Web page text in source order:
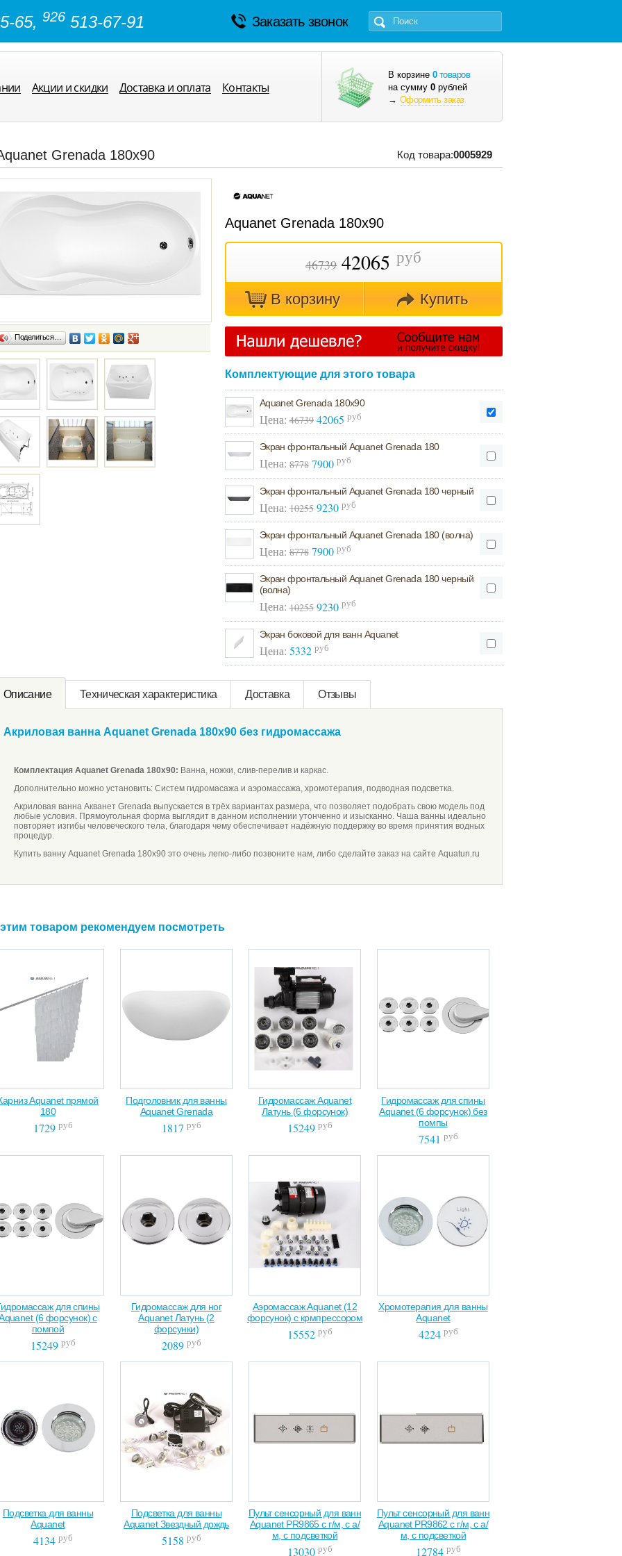
65, 926 513-67-91 Заказать звонок
В корзине 0товаров
на сумму 0 рублей
→ Оформить заказ
Акции и скидки Доставка и оплата Контакты
Grenada 180х90 Код товара:0005929
Поделиться…
Aquanet Grenada 180х90
46739 42065 руб
В кoрзину Купить
Комплектующие для этого товара
Aquanet Grenada 180х90
Цена:4673942065 руб
Экран фронтальный Aquanet Grenada 180
Цена:87787900 руб
Экран фронтальный Aquanet Grenada 180 черный
Цена:102559230 руб
Экран фронтальный Aquanet Grenada 180 (волна)
Цена:87787900 руб
Экран фронтальный Aquanet Grenada 180 черный
(волна)
Цена:102559230 руб
Экран боковой для ванн Aquanet
Цена: 5332 руб
Oписание Техническая характeристика Доставка Отзывы
Акриловая ванна Aquanet Grenada 180х90 без гидромассажа
Комплектация Aquanet Grenada 180х90: Ванна, ножки, cлив-перелив и каркас.
Дополнительно можно установить: Систем гидромасажа и аэромассажа, хромотерапия, подводная подсветка.
Акриловая ванна Акванет Grenada выпускается в трёх вариантах размера, что позволяет подобрать свою модель под
любые условия. Прямоугольная форма выглядит в данном исполнении утонченно и изысканно. Чаша ванны идеально
повторяет изгибы человеческого тела, благодаря чему обеспечивает надёжную поддержку во время принятия водных
процедур.
Купить ванну Aquanet Grenada 180х90 это очень легко-либо позвоните нам, либо сделайте заказ на сайте Aquatun.ru
товаром рекомендуем посмотреть
Aquanet прямой
180
1729 руб
Подголовник для ванны
Aquanet Grenada
1817 руб
Гидромассаж Aquanet
Латунь (6 форсунок)
15249 руб
Гидромассаж для спины
Aquanet (6 форсунок) без
помпы
7541 руб
для спины
(6 форсунок) с
помпой
15249 руб
Гидромассаж для ног
Aquanet Латунь (2
форсунки)
2089 руб
Аэромассаж Aquanet (12
форсунок) с крмпрессором
15552 руб
Хромотерапия для ванны
Aquanet
4224 руб
Подсветка для ванны
Aquanet
4134 руб
Подсветка для ванны
Aquanet Звездный дождь
5158 руб
Пульт сенсорный для ванн
Aquanet PR9865 с г/м, с а/
м, с подсветкой
13030 руб
Пульт сенсорный для ванн
Aquanet PR9862 с г/м, с а/
м, с подсветкой
12784 руб